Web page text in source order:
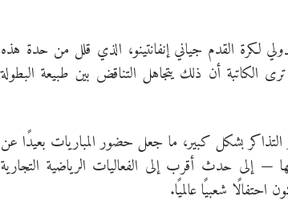
لكرة القدم جياني إنفانتينو، الذي قلل من حدة هذه
الكاتبة أن ذلك يتجاهل التناقض بين طبيعة البطولة
التذاكر بشكل كبير، ما جعل حضور المباريات بعيدًا عن
— إلى حدث أقرب إلى الفعاليات الرياضية التجارية
شعبيًا عالميًا.